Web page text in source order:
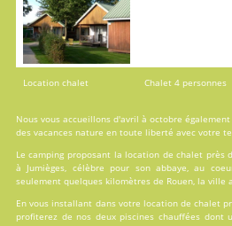
Location chalet Chalet 4 personnes
Nous vous accueillons d'avril à octobre
des vacances nature en toute liberté avec votre
Le camping proposant la location de chalet près
à Jumièges, célèbre pour son abbaye, au
seulement quelques kilomètres de Rouen, la ville
En vous installant dans votre location de chalet
profiterez de nos deux piscines chauffées dont